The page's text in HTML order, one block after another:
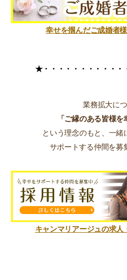
幸せを掴んだご成婚者
★・・・・・・・・・・・
業務拡大につ
「ご縁のある皆様を
という理念のもと、一緒
サポートする仲間を募
キャンマリアージュの求人